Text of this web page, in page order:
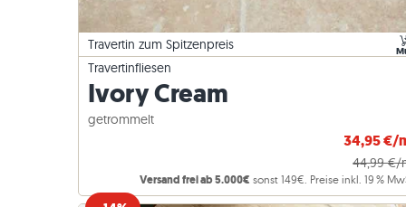
Travertinfliesen
Ivory Cream
getrommelt
34,95 €/
44,99 €/
Versand frei ab 5.000€ sonst 149€. Preise inkl. 19 %
Travertin zum Spitzenpreis